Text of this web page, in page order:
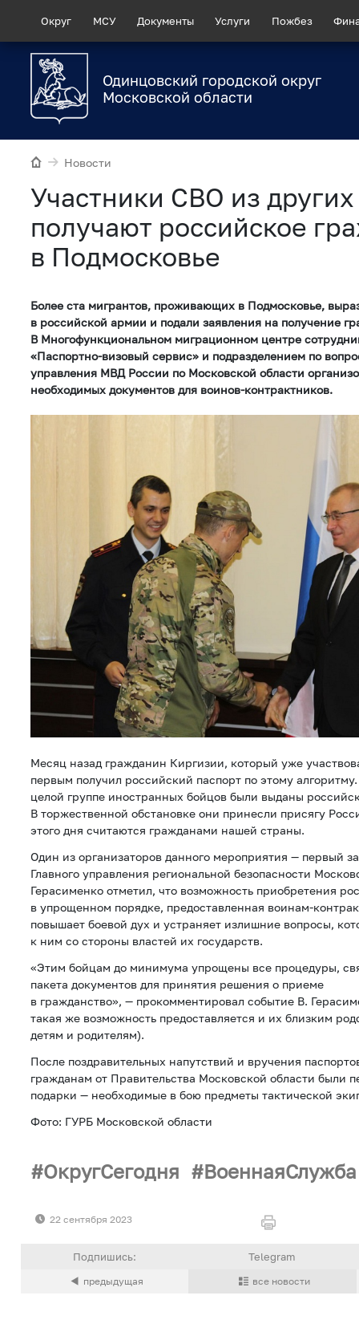
Округ МСУ Документы Услуги Пожбез
Одинцовский городской округ
Московской области
Новости
Участники СВО из других
получают российское
в Подмосковье
Более ста мигрантов, проживающих в Подмосковье,
в российской армии и подали заявления на получение
В Многофункциональном миграционном центре
«Паспортно-визовый сервис» и подразделением по
управления МВД России по Московской области
необходимых документов для воинов-контрактников.
Месяц назад гражданин Киргизии, который уже
первым получил российский паспорт по этому
целой группе иностранных бойцов были выданы
В торжественной обстановке они принесли присягу
этого дня считаются гражданами нашей страны.
Один из организаторов данного мероприятия — первый
Главного управления региональной безопасности
Герасименко отметил, что возможность приобретения
в упрощенном порядке, предоставленная воинам-
повышает боевой дух и устраняет излишние вопросы,
к ним со стороны властей их государств.
«Этим бойцам до минимума упрощены все процедуры,
пакета документов для принятия решения о приеме
в гражданство», — прокомментировал событие В.
такая же возможность предоставляется и их близким
детям и родителям).
После поздравительных напутствий и вручения
гражданам от Правительства Московской области были
подарки — необходимые в бою предметы тактической
Фото: ГУРБ Московской области
ОкругСегодня ВоеннаяСлужба
22 сентября 2023